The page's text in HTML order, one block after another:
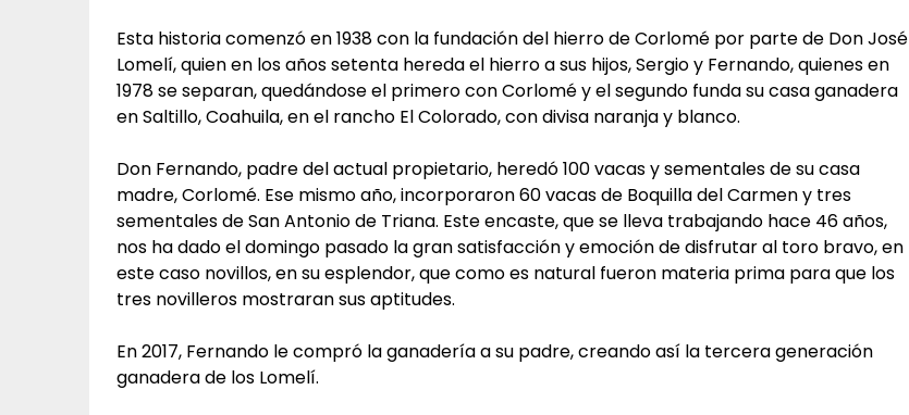
Esta historia comenzó en 1938 con la fundación del hierro de Corlomé por parte de Don José
Lomelí, quien en los años setenta hereda el hierro a sus hijos, Sergio y Fernando, quienes en
1978 se separan, quedándose el primero con Corlomé y el segundo funda su casa ganadera
en Saltillo, Coahuila, en el rancho El Colorado, con divisa naranja y blanco.
Don Fernando, padre del actual propietario, heredó 100 vacas y sementales de su casa
madre, Corlomé. Ese mismo año, incorporaron 60 vacas de Boquilla del Carmen y tres
sementales de San Antonio de Triana. Este encaste, que se lleva trabajando hace 46 años,
nos ha dado el domingo pasado la gran satisfacción y emoción de disfrutar al toro bravo, en
este caso novillos, en su esplendor, que como es natural fueron materia prima para que los
tres novilleros mostraran sus aptitudes.
En 2017, Fernando le compró la ganadería a su padre, creando así la tercera generación
ganadera de los Lomelí.